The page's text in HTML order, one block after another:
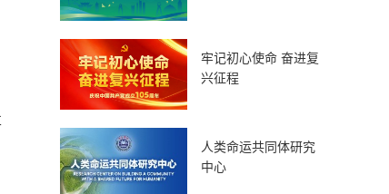
牢记初心使命 奋进复
兴征程
人类命运共同体研究
中心